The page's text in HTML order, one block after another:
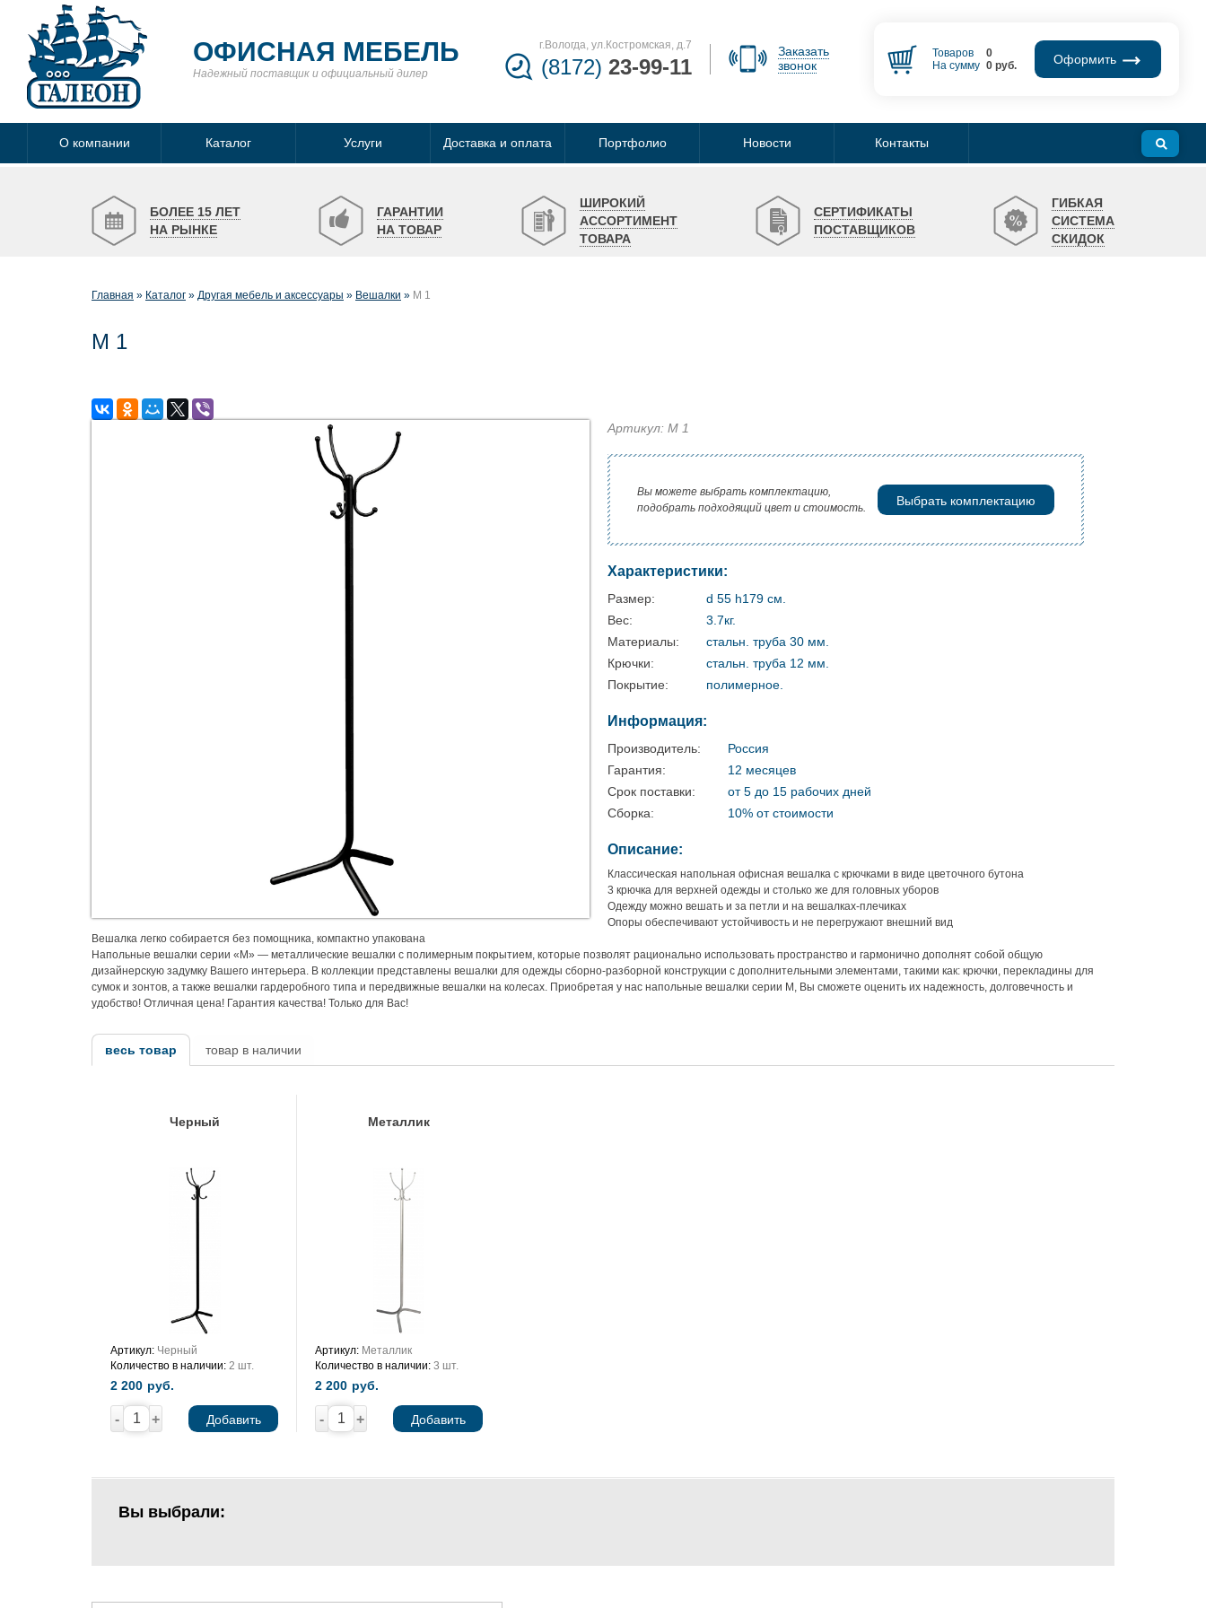
ОФИСНАЯ МЕБЕЛЬ
Надежный поставщик и официальный дилер
г.Вологда, ул.Костромская, д.7
(8172) 23-99-11
Заказать
звонок
Товаров
0
На сумму 0руб. Оформить
О компании Каталог Услуги Доставка и оплата Портфолио Новости Контакты
БОЛЕЕ 15 ЛЕТ
НА РЫНКЕ
ГАРАНТИИ
НА ТОВАР
ШИРОКИЙ
АССОРТИМЕНТ
ТОВАРА
СЕРТИФИКАТЫ
ПОСТАВЩИКОВ
ГИБКАЯ
СИСТЕМА
СКИДОК
Главная Каталог Другая мебель и аксессуары Вешалки М 1
М 1
Артикул: М 1
Вы можете выбрать комплектацию,
подобрать подходящий цвет и стоимость.
Выбрать комплектацию
Характеристики:
Размер:
d 55 h179 см.
Вес:
3.7кг.
Материалы:
стальн. труба 30 мм.
Крючки:
стальн. труба 12 мм.
Покрытие:
полимерное.
Информация:
Производитель:
Россия
Гарантия:
12 месяцев
Срок поставки:
от 5 до 15 рабочих дней
Сборка:
10% от стоимости
Описание:
Классическая напольная офисная вешалка с крючками в виде цветочного бутона
3 крючка для верхней одежды и столько же для головных уборов
Одежду можно вешать и за петли и на вешалках-плечиках
Опоры обеспечивают устойчивость и не перегружают внешний вид
Вешалка легко собирается без помощника, компактно упакована
Напольные вешалки серии «М» — металлические вешалки с полимерным покрытием, которые позволят рационально использовать пространство и гармонично дополнят собой общую
дизайнерскую задумку Вашего интерьера. В коллекции представлены вешалки для одежды сборно-разборной конструкции с дополнительными элементами, такими как: крючки, перекладины для
сумок и зонтов, а также вешалки гардеробного типа и передвижные вешалки на колесах. Приобретая у нас напольные вешалки серии М, Вы сможете оценить их надежность, долговечность и
удобство! Отличная цена! Гарантия качества! Только для Вас!
весь товар товар в наличии
Черный
Артикул: Черный
Количество в наличии: 2 шт.
2 200 руб.
- + Добавить
Металлик
Артикул: Металлик
Количество в наличии: 3 шт.
2 200 руб.
- + Добавить
Вы выбрали: